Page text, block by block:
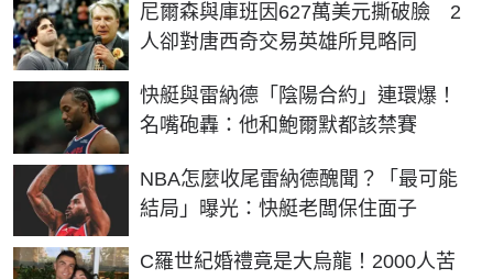
尼爾森與庫班因627萬美元撕破臉 2
人卻對唐西奇交易英雄所見略同
快艇與雷納德「陰陽合約」連環爆！
名嘴砲轟：他和鮑爾默都該禁賽
NBA怎麼收尾雷納德醜聞？「最可能
結局」曝光：快艇老闆保住面子
C羅世紀婚禮竟是大烏龍！2000人苦